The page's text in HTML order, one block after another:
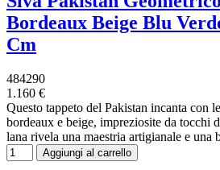
Bordeaux Beige Blu
Cm
484290
1.160 €
Questo tappeto del Pakistan incanta con
bordeaux e beige, impreziosite da tocchi
lana rivela una maestria artigianale e una
Aggiungi al carrello